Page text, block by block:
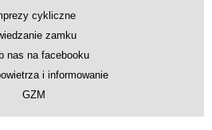
cykliczne
zamku
nas na facebooku
i informowanie
GZM